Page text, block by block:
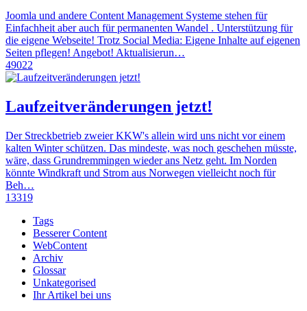
Joomla und andere Content Management Systeme stehen für
Einfachheit aber auch für permanenten Wandel . Unterstützung für
die eigene Webseite! Trotz Social Media: Eigene Inhalte auf eigenen
Seiten pflegen! Angebot! Aktualisierun…
49022
Laufzeitveränderungen jetzt!
Der Streckbetrieb zweier KKW's allein wird uns nicht vor einem
kalten Winter schützen. Das mindeste, was noch geschehen müsste,
wäre, dass Grundremmingen wieder ans Netz geht. Im Norden
könnte Windkraft und Strom aus Norwegen vielleicht noch für
Beh…
13319
Tags
Besserer Content
WebContent
Archiv
Glossar
Unkategorised
Ihr Artikel bei uns